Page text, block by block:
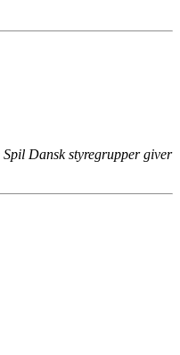
Dansk styregrupper giver